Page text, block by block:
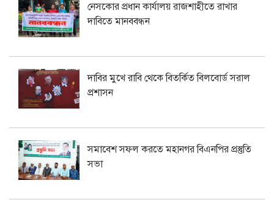
নেসকোর প্রধান কার্যালয় রাজশাহীতে রাখার
দাবিতে মানববন্ধন
দাবির মুখে রাবি থেকে বিতর্কিত বিলবোর্ড সরাল
প্রশাসন
সমাবেশ সফল করতে মহানগর বিএনপির প্রস্তুতি
সভা